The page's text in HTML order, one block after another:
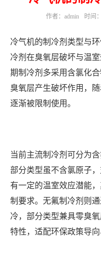
作者：admin 时间
冷气机的制冷剂类型与
冷剂在臭氧层破坏与温
期制冷剂多采用含氯化
臭氧层产生破坏作用，
逐渐被限制使用。
当前主流制冷剂可分为
部分类型虽不含氯原子
有一定的温室效应潜能
制要求。无氟制冷剂则
冷，部分类型兼具零臭
特性，适配环保政策导向